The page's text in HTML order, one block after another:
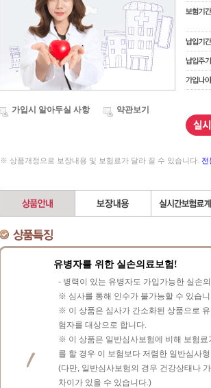
가입시 알아두실 사항 약관보기
※ 상품개정으로 보장내용 및 보험료가 달라 질 수 있습니다. 전
유병자를 위한 실손의료보험!
- 병력이 있는 유병자도 가입가능한 실손
※ 심사를 통해 인수가 불가능할 수 있습
※ 이 상품은 심사가 간소화된 상품으로
험자를 대상으로 합니다.
※ 이 상품은 일반심사보험에 비해 보험
를 할 경우 이 보험보다 저렴한 일반심사
(다만, 일반심사보험의 경우 건강상태나
차이가 있을 수 있습니다.)